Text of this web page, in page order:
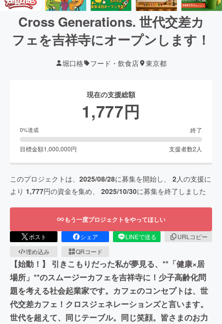
Cross Generations. 世代交差カ
フェを吉祥寺にオープンします！
堀口格 フード・飲食店 東京都
現在の支援総額
1,777円
0%達成 終了
目標金額1,000,000円 支援者数2 人
このプロジェクトは、 2025/08/28に募集を開始し、 2人の支援に
より 1,777円の資金を集め、 2025/10/30に募集を終了しました
もう一度プロジェクトをやってほしい
ポスト シェア LINEで送る
URLコピー
埋め込み
QRコード
【始動！】 引きこもりだった私が夢見る、**「健康×居
場所」**のスムージーカフェを吉祥寺に！少子高齢化問
題を考える社会起業家です。カフェのコンセプトは、世
代交差カフェ！クロスジェネレーションズと言います。
世代を超えて、同じテーブル。同じ笑顔。皆さまのお力